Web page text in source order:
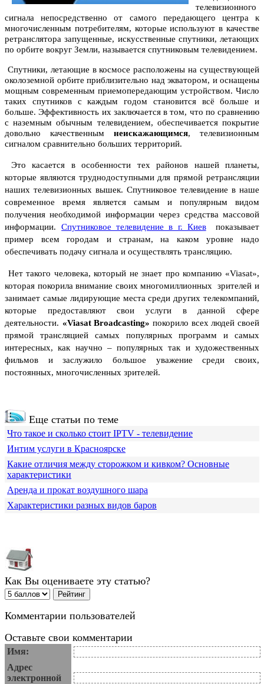
телевизионного
сигнала непосредственно от самого передающего центра к
многочисленным потребителям, которые используют в качестве
ретранслятора запущенные, искусственные спутники, летающих
по орбите вокруг Земли, называется спутниковым телевидением.
Спутники, летающие в космосе расположены на существующей
околоземной орбите приблизительно над экватором, и оснащены
мощным современным приемопередающим устройством. Число
таких спутников с каждым годом становится всё больше и
больше. Эффективность их заключается в том, что по сравнению
с наземным обычным телевидением, обеспечивается покрытие
довольно качественным неискажающимся, телевизионным
сигналом сравнительно больших территорий.
Это касается в особенности тех районов нашей планеты,
которые являются труднодоступными для прямой ретрансляции
наших телевизионных вышек. Спутниковое телевидение в наше
современное время является самым и популярным видом
получения необходимой информации через средства массовой
информации.
Спутниковое телевидение в г. Киевпоказывает
пример всем городам и странам, на каком уровне надо
обеспечивать подачу сигнала и осуществлять трансляцию.
Нет такого человека, который не знает про компанию «Viasat»,
которая покорила внимание своих многомиллионных зрителей и
занимает самые лидирующие места среди других телекомпаний,
которые предоставляют свои услуги в данной сфере
деятельности. «Viasat Broadcasting» покорило всех людей своей
прямой трансляцией самых популярных программ и самых
интересных, как научно – популярных так и художественных
фильмов и заслужило большое уважение среди своих,
постоянных, многочисленных зрителей.
Еще статьи по теме
Что такое и сколько стоит IPTV - телевидение
Интим услуги в Красноярске
Какие отличия между сторожком и кивком? Основные
характеристики
Аренда и прокат воздушного шара
Характеристики разных видов баров
Как Вы оцениваете эту статью?
Комментарии пользователей
Оставьте свои комментарии
Имя:
Адрес
электронной